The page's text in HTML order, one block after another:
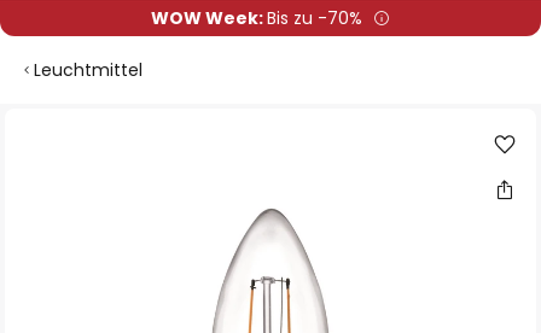
WOW Week:Bis zu -70%
Leuchtmittel